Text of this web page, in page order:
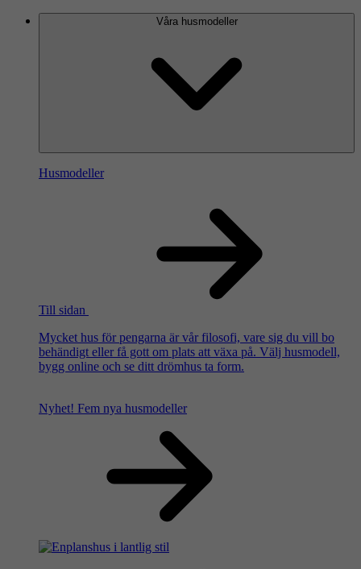
Våra husmodeller
Husmodeller
Till sidan
Mycket hus för pengarna är vår filosofi, vare sig du vill bo
behändigt eller få gott om plats att växa på. Välj husmodell,
bygg online och se ditt drömhus ta form.
Nyhet! Fem nya husmodeller